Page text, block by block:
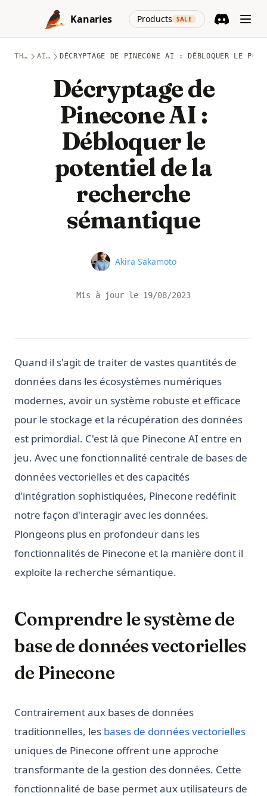
Skip to content
Kanaries
Products SALE
(opens in a
THÈMES AIGC DÉCRYPTAGE DE PINECONE AI : DÉBLOQUER LE
Décryptage de
Pinecone AI :
Débloquer le
potentiel de la
recherche
sémantique
Name
Akira Sakamoto
Mis à jour le 19/08/2023
Quand il s'agit de traiter de vastes quantités de
données dans les écosystèmes numériques
modernes, avoir un système robuste et efficace
pour le stockage et la récupération des données
est primordial. C'est là que Pinecone AI entre en
jeu. Avec une fonctionnalité centrale de bases de
données vectorielles et des capacités
d'intégration sophistiquées, Pinecone redéfinit
notre façon d'interagir avec les données.
Plongeons plus en profondeur dans les
fonctionnalités de Pinecone et la manière dont il
exploite la recherche sémantique.
Comprendre le système de
base de données vectorielles
de Pinecone
Contrairement aux bases de données
traditionnelles, les bases de données vectorielles
uniques de Pinecone offrent une approche
transformante de la gestion des données. Cette
fonctionnalité de base permet aux utilisateurs de